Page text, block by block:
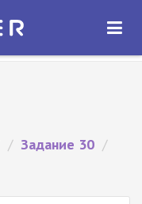
ОТКРЫТЬ
/ Задание 30 /